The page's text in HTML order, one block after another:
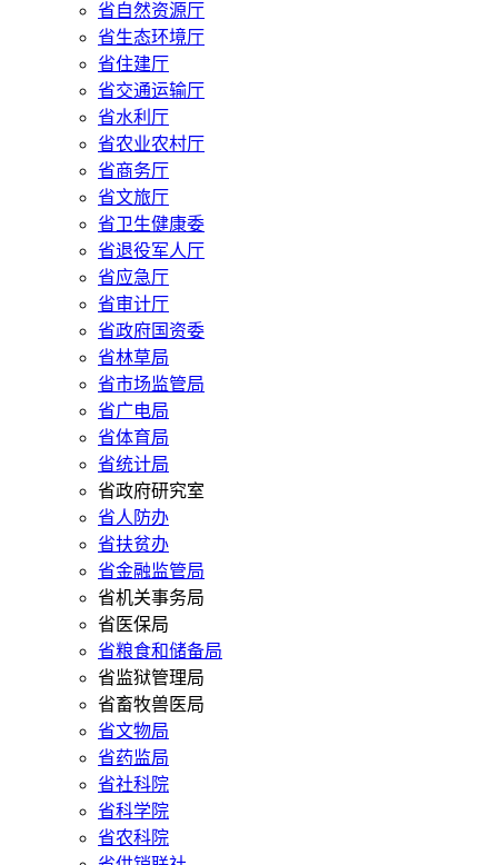
省自然资源厅
省生态环境厅
省住建厅
省交通运输厅
省水利厅
省农业农村厅
省商务厅
省文旅厅
省卫生健康委
省退役军人厅
省应急厅
省审计厅
省政府国资委
省林草局
省市场监管局
省广电局
省体育局
省统计局
省政府研究室
省人防办
省扶贫办
省金融监管局
省机关事务局
省医保局
省粮食和储备局
省监狱管理局
省畜牧兽医局
省文物局
省药监局
省社科院
省科学院
省农科院